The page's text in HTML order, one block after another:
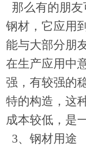
那么有的朋
钢材，它应用
能与大部分朋
在生产应用中
强，有较强的
特的构造，这
成本较低，是
3、钢材用途